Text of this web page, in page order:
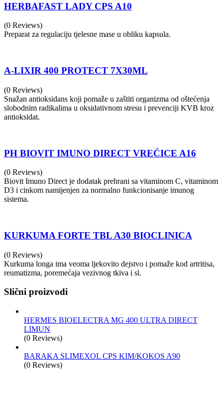
HERBAFAST LADY CPS A10
(0 Reviews)
Preparat za regulaciju tjelesne mase u obliku kapsula.
A-LIXIR 400 PROTECT 7X30ML
(0 Reviews)
Snažan antioksidans koji pomaže u zaštiti organizma od oštećenja
slobodnim radikalima u oksidativnom stresu i prevenciji KVB kroz
antioksidat.
PH BIOVIT IMUNO DIRECT VREĆICE A16
(0 Reviews)
Biovit Imuno Direct je dodatak prehrani sa vitaminom C, vitaminom
D3 i cinkom namijenjen za normalno funkcionisanje imunog
sistema.
KURKUMA FORTE TBL A30 BIOCLINICA
(0 Reviews)
Kurkuma longa ima veoma ljekovito dejstvo i pomaže kod artritisa,
reumatizma, poremećaja vezivnog tkiva i sl.
Slični proizvodi
HERMES BIOELECTRA MG 400 ULTRA DIRECT
LIMUN
(0 Reviews)
BARAKA SLIMEXOL CPS KIM/KOKOS A90
(0 Reviews)